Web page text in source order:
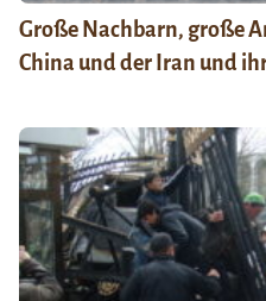
Große Nachbarn, große
China und der Iran und